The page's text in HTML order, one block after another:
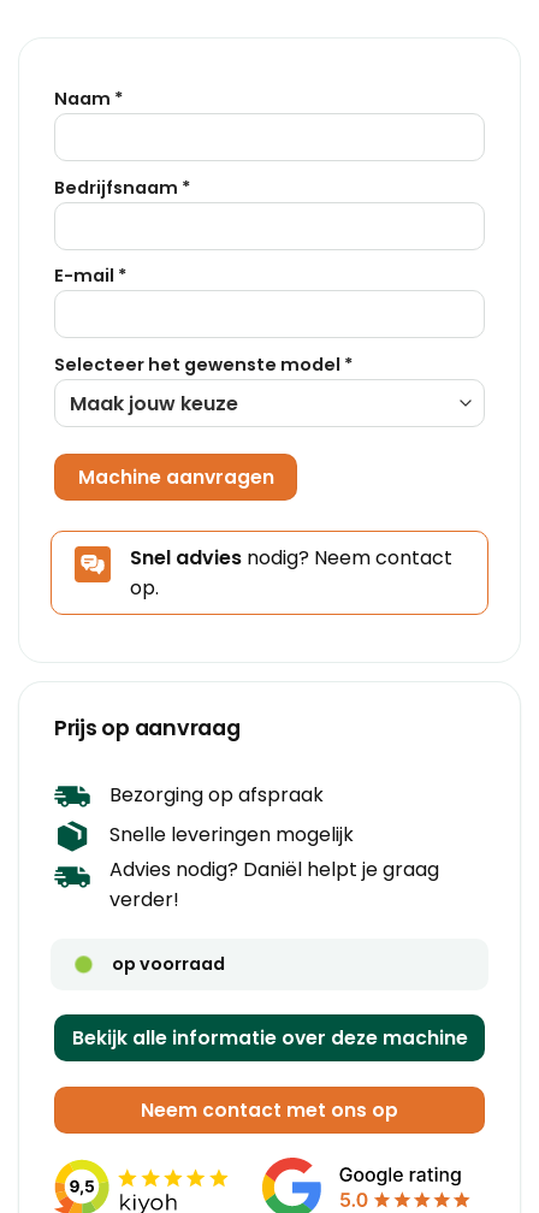
Naam *
Bedrijfsnaam *
E-mail *
Selecteer het gewenste model *
Snel advies nodig? Neem contact
op.
Prijs op aanvraag
Bezorging op afspraak
Snelle leveringen mogelijk
Advies nodig? Daniël helpt je graag
verder!
op voorraad
Bekijk alle informatie over deze machine
Neem contact met ons op